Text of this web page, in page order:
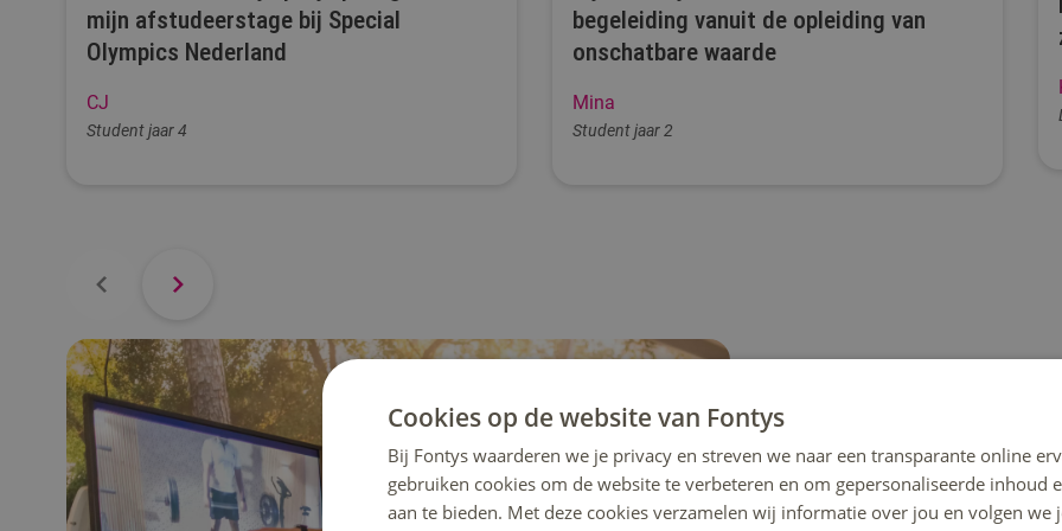
mijn afstudeerstage bij Special
Olympics Nederland
CJ
Student jaar 4
begeleiding vanuit de opleiding van
onschatbare waarde
Mina
Student jaar 2
Jouw opleiding
Van manager tot coach:
sport en bewegen
Cookies op de website van Fontys
Bij Fontys waarderen we je privacy en streven we naar een transparante online
gebruiken cookies om de website te verbeteren en om gepersonaliseerde inhoud
aan te bieden. Met deze cookies verzamelen wij informatie over jou en volgen we